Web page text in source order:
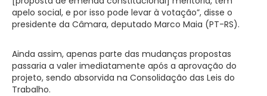
apelo social, e por isso pode levar à votação”, disse o
presidente da Câmara, deputado Marco Maia (PT-RS).
Ainda assim, apenas parte das mudanças propostas
passaria a valer imediatamente após a aprovação do
projeto, sendo absorvida na Consolidação das Leis do
Trabalho.